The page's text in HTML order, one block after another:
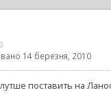
0
14 березня, 2010
поставить на